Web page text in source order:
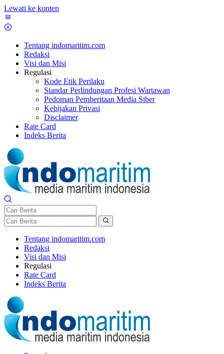
Lewati ke konten
Tentang indomaritim.com
Redaksi
Visi dan Misi
Regulasi
Kode Etik Perilaku
Standar Perlindungan Profesi Wartawan
Pedoman Pemberitaan Media Siber
Kebijakan Privasi
Disclaimer
Rate Card
Indeks Berita
Tentang indomaritim.com
Redaksi
Visi dan Misi
Regulasi
Rate Card
Indeks Berita